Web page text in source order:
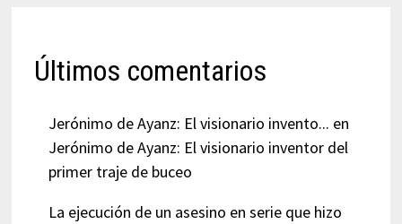
Últimos comentarios
Jerónimo de Ayanz: El visionario invento... en
Jerónimo de Ayanz: El visionario inventor del
primer traje de buceo
La ejecución de un asesino en serie que hizo